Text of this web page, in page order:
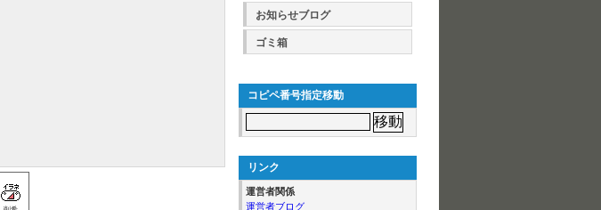
お知らせブログ
ゴミ箱
コピペ番号指定移動
リンク
運営者関係
運営者ブログ